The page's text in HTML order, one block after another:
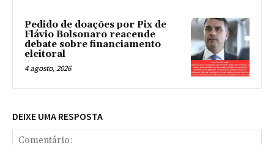
Pedido de doações por Pix de
Flávio Bolsonaro reacende
debate sobre financiamento
eleitoral
4 agosto, 2026
DEIXE UMA RESPOSTA